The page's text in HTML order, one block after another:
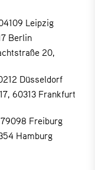
Leipzig
Berlin
20,
Düsseldorf
60313 Frankfurt
Freiburg
Hamburg